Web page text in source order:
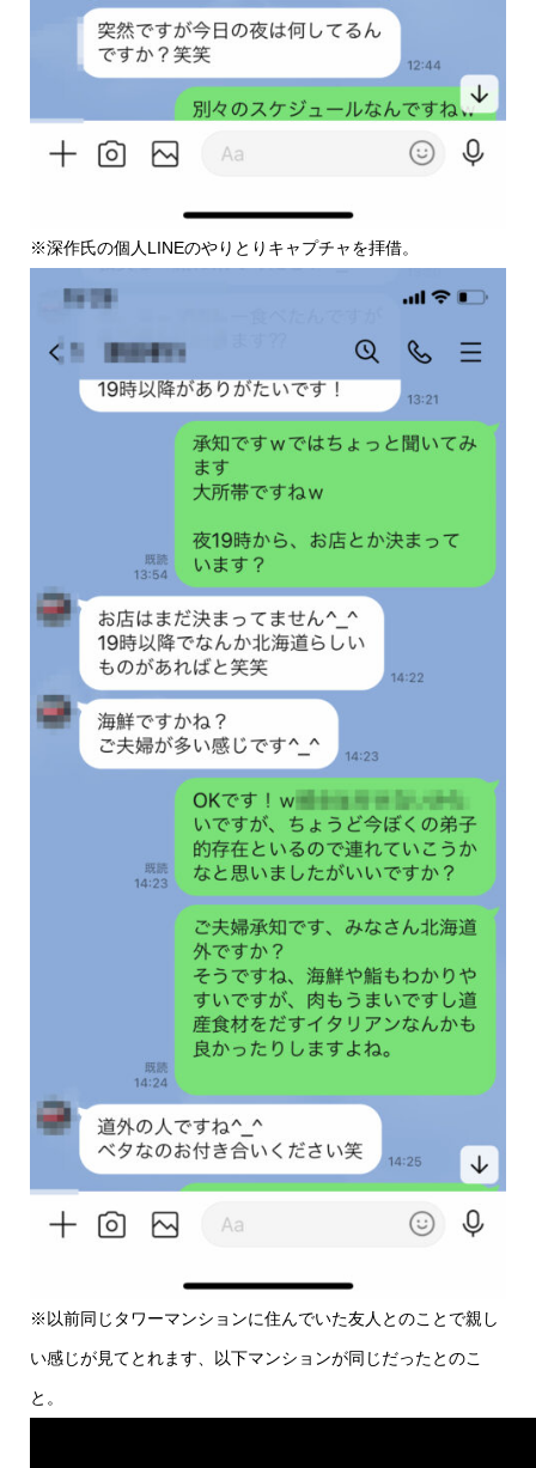
※深作氏の個人LINEのやりとりキャプチャを拝借。
※以前同じタワーマンションに住んでいた友人とのことで親し
い感じが見てとれます、以下マンションが同じだったとのこ
と。